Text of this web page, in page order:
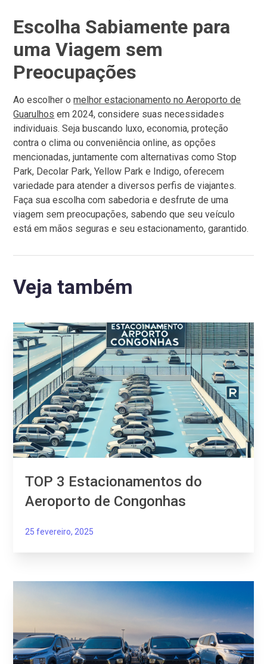
Escolha Sabiamente para
uma Viagem sem
Preocupações
Ao escolher omelhor estacionamento no Aeroporto de
Guarulhos em 2024, considere suas necessidades
individuais. Seja buscando luxo, economia, proteção
contra o clima ou conveniência online, as opções
mencionadas, juntamente com alternativas como Stop
Park, Decolar Park, Yellow Park e Indigo, oferecem
variedade para atender a diversos perfis de viajantes.
Faça sua escolha com sabedoria e desfrute de uma
viagem sem preocupações, sabendo que seu veículo
está em mãos seguras e seu estacionamento, garantido.
Veja também
TOP 3 Estacionamentos do
Aeroporto de Congonhas
25 fevereiro, 2025